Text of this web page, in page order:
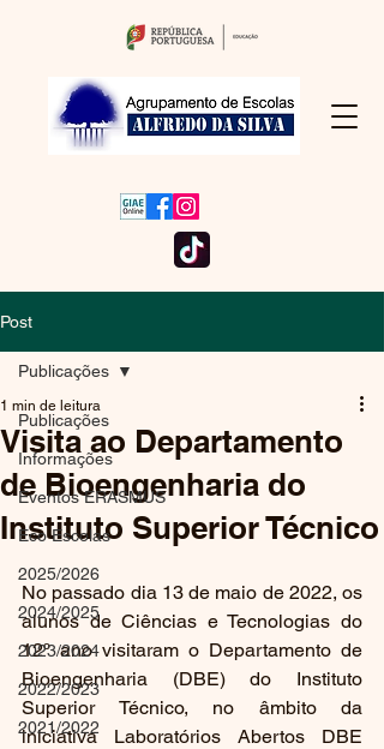
Post
Publicações
Informações
Eventos ERASMUS
Eco Escolas
2025/2026
2024/2025
2023/2024
2022/2023
2021/2022
Publicações
Visita ao Departamento
de Bioengenharia do
Instituto Superior Técnico
1 min de leitura
No passado dia 13 de maio de 2022, os
alunos de Ciências e Tecnologias do
12º ano visitaram o Departamento de
Bioengenharia (DBE) do Instituto
Superior Técnico, no âmbito da
iniciativa Laboratórios Abertos DBE